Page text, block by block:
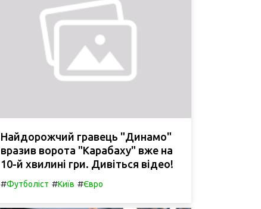
Найдорожчий гравець "Динамо"
вразив ворота "Карабаху" вже на
10-й хвилині гри. Дивіться відео!
#Футболіст #Київ #Євро